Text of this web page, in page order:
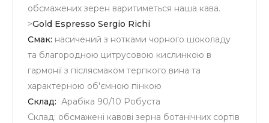
обсмажених зерен варитиметься наша кава.
>Gold Espresso Sergio Richi
Смак: насичений з нотками чорного шоколаду
та благородною цитрусовою кислинкою в
гармонії з післясмаком терпкого вина та
характерною об'ємною пінкою
Склад: Арабіка 90/10 Робуста
Склад: обсмажені кавові зерна ботанічних сортів